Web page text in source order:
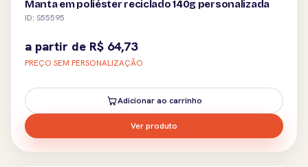
Manta em poliéster reciclado 140g personalizada
ID: S55595
a partir de R$ 64,73
PREÇO SEM PERSONALIZAÇÃO
Adicionar ao carrinho
Ver produto